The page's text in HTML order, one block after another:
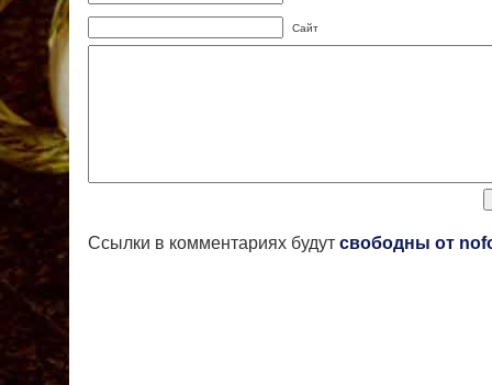
Сайт
Ссылки в комментариях будут свободны от